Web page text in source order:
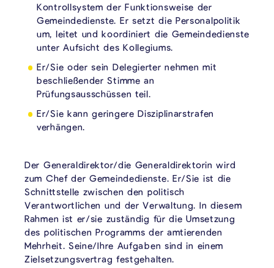
Kontrollsystem der Funktionsweise der
Gemeindedienste. Er setzt die Personalpolitik
um, leitet und koordiniert die Gemeindedienste
unter Aufsicht des Kollegiums.
Er/Sie oder sein Delegierter nehmen mit
beschließender Stimme an
Prüfungsausschüssen teil.
Er/Sie kann geringere Disziplinarstrafen
verhängen.
Der Generaldirektor/die Generaldirektorin wird
zum Chef der Gemeindedienste. Er/Sie ist die
Schnittstelle zwischen den politisch
Verantwortlichen und der Verwaltung. In diesem
Rahmen ist er/sie zuständig für die Umsetzung
des politischen Programms der amtierenden
Mehrheit. Seine/Ihre Aufgaben sind in einem
Zielsetzungsvertrag festgehalten.